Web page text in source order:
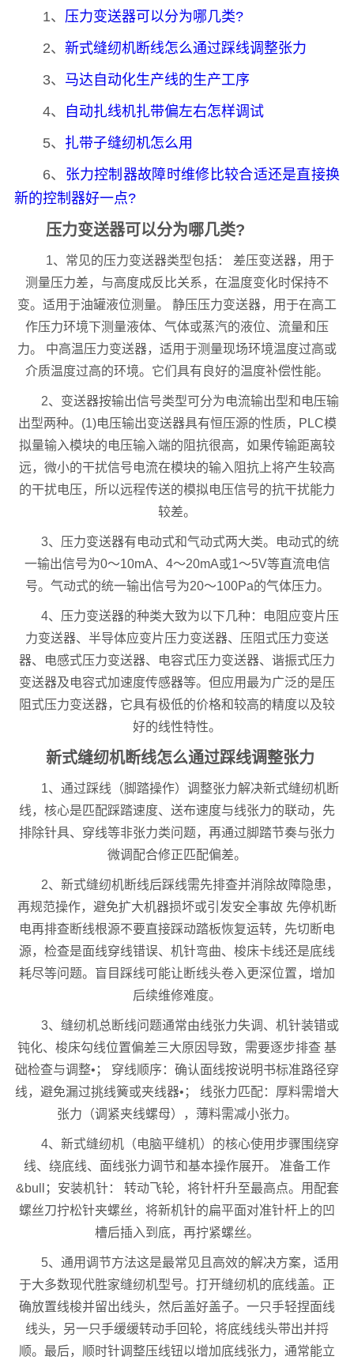
1、 压力变送器可以分为哪几类?
2、 新式缝纫机断线怎么通过踩线调整张力
3、 马达自动化生产线的生产工序
4、
自动扎线机扎带偏左右怎样调试
5、 扎带子缝纫机怎么用
6、 张力控制器故障时维修比较合适还是直接换
新的控制器好一点?
压力变送器可以分为哪几类?
1、常见的压力变送器类型包括： 差压变送器，用于
测量压力差，与高度成反比关系，在温度变化时保持不
变。适用于油罐液位测量。 静压压力变送器，用于在高工
作压力环境下测量液体、气体或蒸汽的液位、流量和压
力。 中高温压力变送器，适用于测量现场环境温度过高或
介质温度过高的环境。它们具有良好的温度补偿性能。
2、变送器按输出信号类型可分为电流输出型和电压输
出型两种。(1)电压输出变送器具有恒压源的性质，PLC模
拟量输入模块的电压输入端的阻抗很高，如果传输距离较
远，微小的干扰信号电流在模块的输入阻抗上将产生较高
的干扰电压，所以远程传送的模拟电压信号的抗干扰能力
较差。
3、压力变送器有电动式和气动式两大类。电动式的统
一输出信号为0～10mA、4～20mA或1～5V等直流电信
号。气动式的统一输出信号为20～100Pa的气体压力。
4、压力变送器的种类大致为以下几种：电阻应变片压
力变送器、半导体应变片压力变送器、压阻式压力变送
器、电感式压力变送器、电容式压力变送器、谐振式压力
变送器及电容式加速度传感器等。但应用最为广泛的是压
阻式压力变送器，它具有极低的价格和较高的精度以及较
好的线性特性。
新式缝纫机断线怎么通过踩线调整张力
1、通过踩线（脚踏操作）调整张力解决新式缝纫机断
线，核心是匹配踩踏速度、送布速度与线张力的联动，先
排除针具、穿线等非张力类问题，再通过脚踏节奏与张力
微调配合修正匹配偏差。
2、新式缝纫机断线后踩线需先排查并消除故障隐患，
再规范操作，避免扩大机器损坏或引发安全事故 先停机断
电再排查断线根源不要直接踩动踏板恢复运转，先切断电
源，检查是面线穿线错误、机针弯曲、梭床卡线还是底线
耗尽等问题。盲目踩线可能让断线头卷入更深位置，增加
后续维修难度。
3、缝纫机总断线问题通常由线张力失调、机针装错或
钝化、梭床勾线位置偏差三大原因导致，需要逐步排查 基
础检查与调整•； 穿线顺序：确认面线按说明书标准路径穿
线，避免漏过挑线簧或夹线器•； 线张力匹配：厚料需增大
张力（调紧夹线螺母），薄料需减小张力。
4、新式缝纫机（电脑平缝机）的核心使用步骤围绕穿
线、绕底线、面线张力调节和基本操作展开。 准备工作
&bull；安装机针： 转动飞轮，将针杆升至最高点。用配套
螺丝刀拧松针夹螺丝，将新机针的扁平面对准针杆上的凹
槽后插入到底，再拧紧螺丝。
5、通用调节方法这是最常见且高效的解决方案，适用
于大多数现代胜家缝纫机型号。打开缝纫机的底线盖。正
确放置线梭并留出线头，然后盖好盖子。一只手轻捏面线
线头，另一只手缓缓转动手回轮，将底线线头带出并捋
顺。最后，顺时针调整压线钮以增加底线张力，通常能立